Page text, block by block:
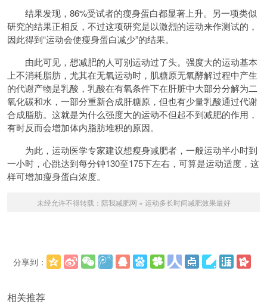
结果发现，86%受试者的瘦身蛋白都显著上升。另一项类似
研究的结果正相反，不过这项研究是以激烈的运动来作测试的，
因此得到“运动会使瘦身蛋白减少”的结果。
由此可见，想减肥的人可别运动过了头。强度大的运动基本
上不消耗脂肪 ，尤其在无氧运动时，肌糖原无氧酵解过程中产生
的代谢产物是乳酸 ，乳酸在有氧条件下在肝脏中大部分分解为二
氧化碳和水，一部分重新合成肝糖原，但也有少量乳酸通过代谢
合成脂肪。这就是为什么强度大的运动不但起不到减肥的作用，
有时反而会增加体内脂肪堆积的原因。
为此，运动医学专家建议想瘦身减肥者，一般运动半小时到
一小时，心跳达到每分钟130至175下左右，可算是运动适度，这
样可增加瘦身蛋白浓度。
未经允许不得转载： 陪我减肥网 » 运动多长时间减肥效果最好
分享到：
相关推荐